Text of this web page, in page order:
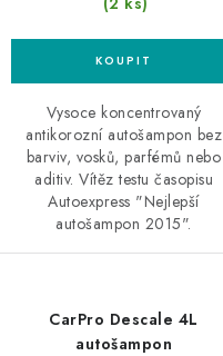
Vysoce koncentrovaný
antikorozní autošampon bez
barviv, vosků, parfémů nebo
aditiv. Vítěz testu časopisu
Autoexpress "Nejlepší
autošampon 2015".
CarPro Descale 4L
autošampon